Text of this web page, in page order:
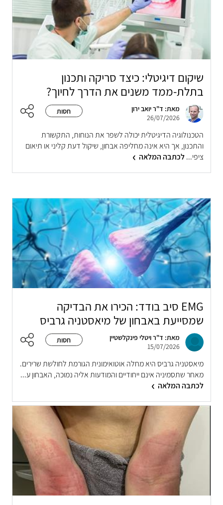
שיקום דיגיטלי: כיצד סריקה ותכנון
בתלת-ממד משנים את הדרך לחיוך?
מאת: ד"ר יואב ירון
26/07/2026
חסות
הטכנולוגיה הדיגיטלית יכולה לשפר את הנוחות, התקשורת
והתכנון, אך היא אינה מחליפה אבחון, שיקול דעת קליני או תיאום
ציפי...לכתבה המלאה
EMG סיב בודד: הכירו את הבדיקה
שמסייעת באבחון של מיאסטניה גרביס
מאת: ד"ר ויטלי פינקלשטיין
15/07/2026
חסות
מיאסטניה גרביס היא מחלה אוטואימונית הגורמת לחולשת שרירים.
מאחר שתסמיניה אינם ייחודיים והמודעות אליה נמוכה, האבחון ע...
לכתבה המלאה